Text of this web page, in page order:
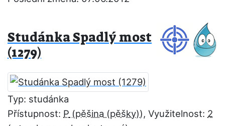
Studánka Spadlý most
(1279)
Typ: studánka
Přístupnost: P , Využitelnost: 2